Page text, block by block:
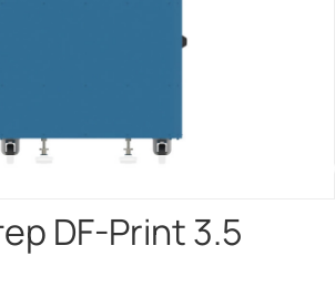
DF-Print 3.5